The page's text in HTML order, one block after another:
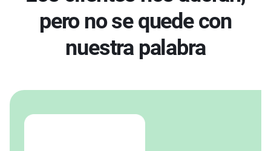
pero no se quede con
nuestra palabra